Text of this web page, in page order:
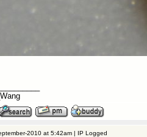
2010 at 5:42am | IP Logged